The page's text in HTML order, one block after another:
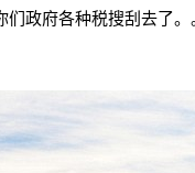
政府各种税搜刮去了